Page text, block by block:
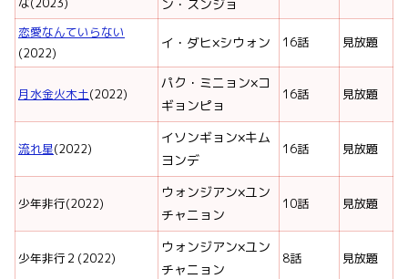
ン・スンジョ
恋愛なんていらない
(2022)
イ・ダヒ×シウォン 16話 見放題
月水金火木土(2022)
パク・ミニョン×コ
ギョンピョ
16話 見放題
流れ星(2022)
イソンギョン×キム
ヨンデ
16話 見放題
少年非行(2022)
ウォンジアン×ユン
チャニョン
10話 見放題
少年非行２(2022)
ウォンジアン×ユン
チャニョン
8話 見放題